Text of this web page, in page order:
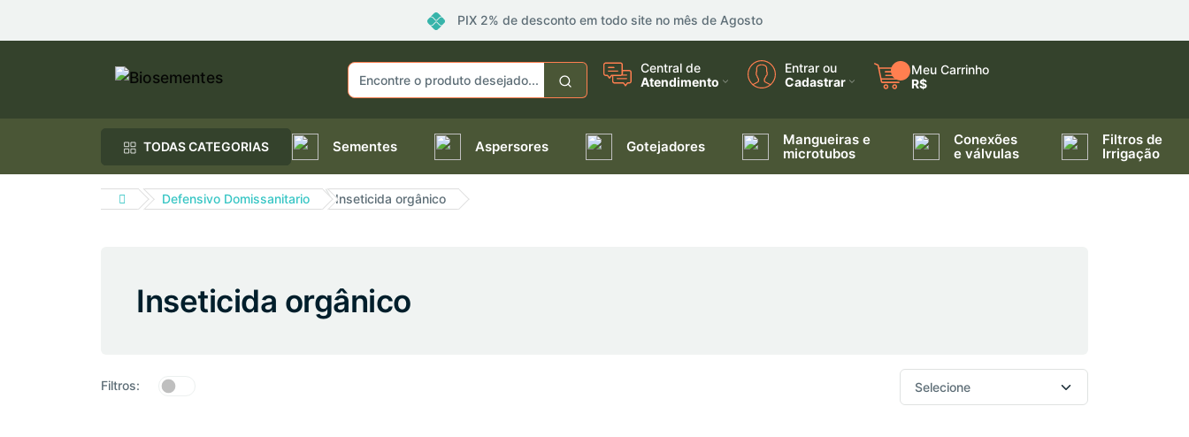
PIX 2% de desconto em todo site no mês de Agosto
Central de
Atendimento
Entrar ou
Cadastrar
Meu Carrinho
R$
TODAS CATEGORIAS Sementes Aspersores Gotejadores
Mangueiras e
microtubos
Conexões
e válvulas
Filtros de
Irrigação
Defensivo Domissanitario Inseticida orgânico
Inseticida orgânico
Filtros: